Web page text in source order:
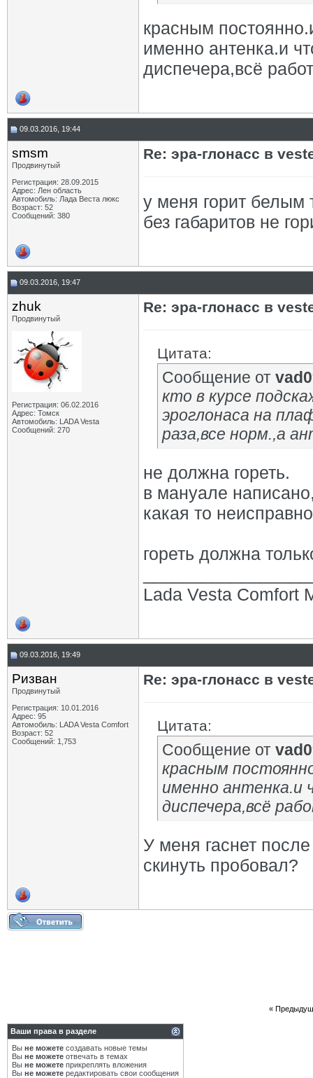
красным
именно антенка.и
диспечера,всё
09.03.2016, 19:44
smsm
Продвинутый
Регистрация: 28.09.2015
Адрес: Лен область
Автомобиль: Лада Веста люкс
Возраст: 52
Сообщений: 380
Re: эра-глонасс в
у меня горит белым
без габаритов не
09.03.2016, 19:47
zhuk
Продвинутый
Регистрация: 06.02.2016
Адрес: Томск
Автомобиль: LADA Vesta
Сообщений: 270
Re: эра-глонасс в
Цитата:
Сообщение от
кто в курсе
эроглонаса на
раза,все норм.,а
не должна гореть.
в мануале
какая то
гореть должна
Lada Vesta Comfort
09.03.2016, 19:49
Ризван
Продвинутый
Регистрация: 10.01.2016
Адрес: 95
Автомобиль: LADA Vesta Сomfort
Возраст: 52
Сообщений: 1,753
Re: эра-глонасс в
Цитата:
Сообщение от
красным
именно антенка.и
диспечера,всё
У меня гаснет
скинуть пробовал?
«
Ваши права в разделе
Вы не можете создавать новые темы
Вы не можете отвечать в темах
Вы не можете прикреплять вложения
Вы не можете редактировать свои сообщения